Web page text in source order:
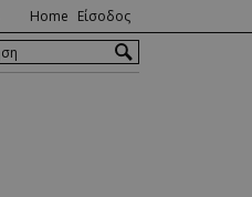
Home Είσοδος